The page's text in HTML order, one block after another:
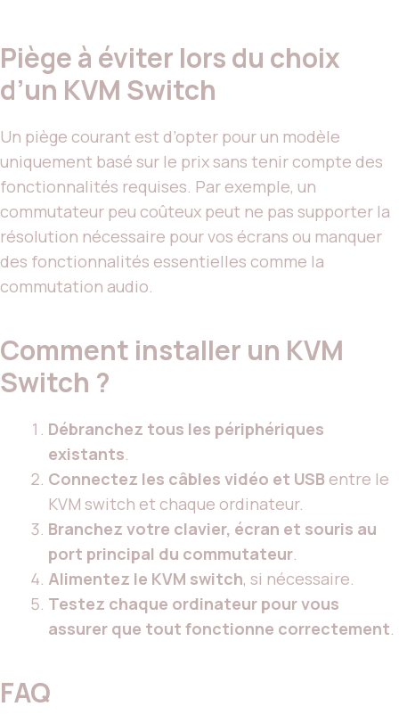
Piège à éviter lors du choix
d’un KVM Switch
Un piège courant est d’opter pour un modèle
uniquement basé sur le prix sans tenir compte des
fonctionnalités requises. Par exemple, un
commutateur peu coûteux peut ne pas supporter la
résolution nécessaire pour vos écrans ou manquer
des fonctionnalités essentielles comme la
commutation audio.
Comment installer un KVM
Switch ?
Débranchez tous les périphériques
existants.
Connectez les câbles vidéo et USB entre le
KVM switch et chaque ordinateur.
Branchez votre clavier, écran et souris au
port principal du commutateur.
Alimentez le KVM switch, si nécessaire.
Testez chaque ordinateur pour vous
assurer que tout fonctionne correctement.
FAQ